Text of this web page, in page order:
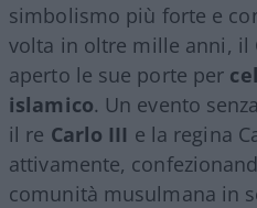
simbolismo più forte e
volta in oltre mille anni, il
aperto le sue porte per
islamico. Un evento
il re Carlo III e la regina
attivamente,
comunità musulmana in